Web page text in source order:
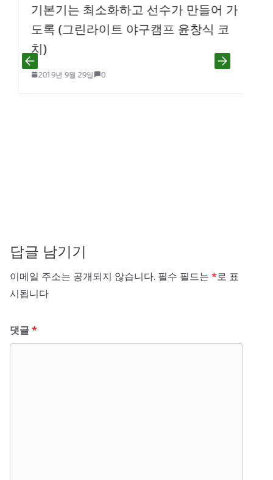
기본기는 최소화하고 선수가 만들어 가
도록 (그린라이트 야구캠프 윤창식 코
치)
2019년 9월 29일 0
답글 남기기
이메일 주소는 공개되지 않습니다. 필수 필드는 *로 표
시됩니다
댓글*